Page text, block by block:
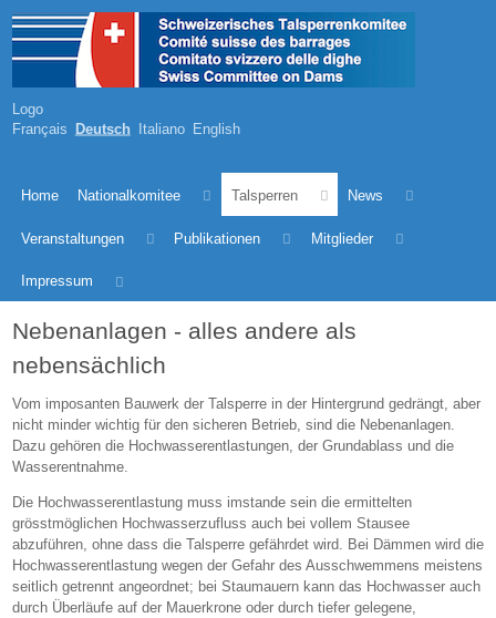
Logo
Français Deutsch Italiano English
Home Nationalkomitee Talsperren News
Veranstaltungen Publikationen Mitglieder
Impressum
Nebenanlagen - alles andere als
nebensächlich
Vom imposanten Bauwerk der Talsperre in der Hintergrund gedrängt, aber
nicht minder wichtig für den sicheren Betrieb, sind die Nebenanlagen.
Dazu gehören die Hochwasserentlastungen, der Grundablass und die
Wasserentnahme.
Die Hochwasserentlastung muss imstande sein die ermittelten
grösstmöglichen Hochwasserzufluss auch bei vollem Stausee
abzuführen, ohne dass die Talsperre gefährdet wird. Bei Dämmen wird die
Hochwasserentlastung wegen der Gefahr des Ausschwemmens meistens
seitlich getrennt angeordnet; bei Staumauern kann das Hochwasser auch
durch Überläufe auf der Mauerkrone oder durch tiefer gelegene,